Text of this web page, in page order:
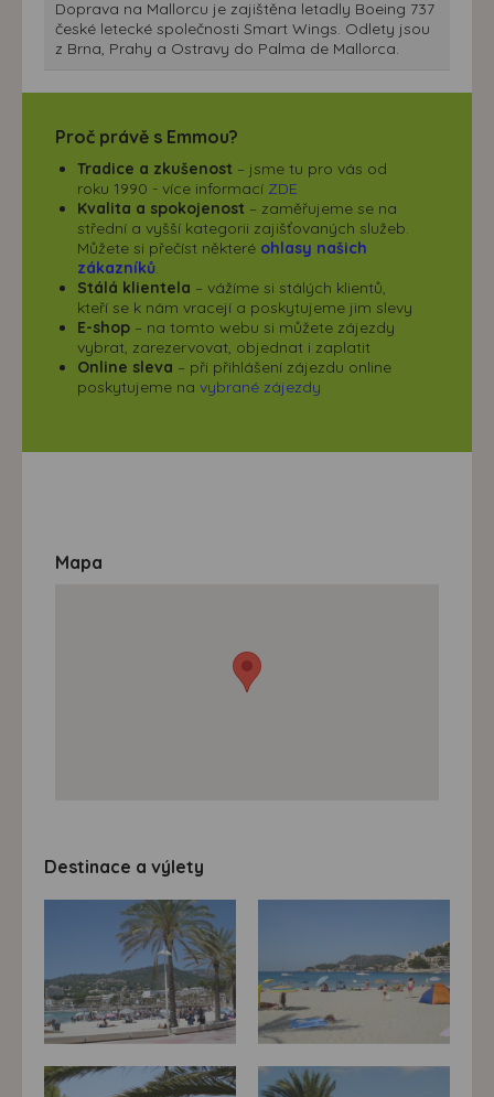
Doprava na Mallorcu je zajištěna letadly Boeing 737
české letecké společnosti Smart Wings. Odlety jsou
z Brna, Prahy a Ostravy do Palma de Mallorca.
Proč právě s Emmou?
Tradice a zkušenost – jsme tu pro vás od
roku 1990 - více informací ZDE
Kvalita a spokojenost – zaměřujeme se na
střední a vyšší kategorii zajišťovaných služeb.
Můžete si přečíst některé ohlasy našich
zákazníků.
Stálá klientela – vážíme si stálých klientů,
kteří se k nám vracejí a poskytujeme jim slevy
E-shop – na tomto webu si můžete zájezdy
vybrat, zarezervovat, objednat i zaplatit
Online sleva – při přihlášení zájezdu online
poskytujeme na vybrané zájezdy
Mapa
Destinace a výlety